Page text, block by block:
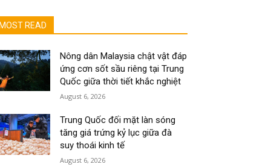
MOST READ
Nông dân Malaysia chật vật đáp
ứng cơn sốt sầu riêng tại Trung
Quốc giữa thời tiết khắc nghiệt
August 6, 2026
Trung Quốc đối mặt làn sóng
tăng giá trứng kỷ lục giữa đà
suy thoái kinh tế
August 6, 2026